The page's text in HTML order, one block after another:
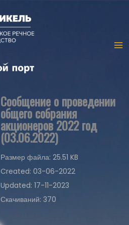
Сообщение о проведении
общего собрания
акционеров 2022 год
(03.06.2022)
Размер файла: 25.51 KB
Created: 03-06-2022
Updated: 17-11-2023
Скачиваний: 370